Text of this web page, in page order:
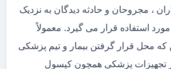
، مجروحان و حادثه دیدگان به نزدیک
استفاده قرار می گیرد. معمولاً
که محل قرار گرفتن بیمار و تیم پزشکی
تجهیزات پزشکی همچون کپسول